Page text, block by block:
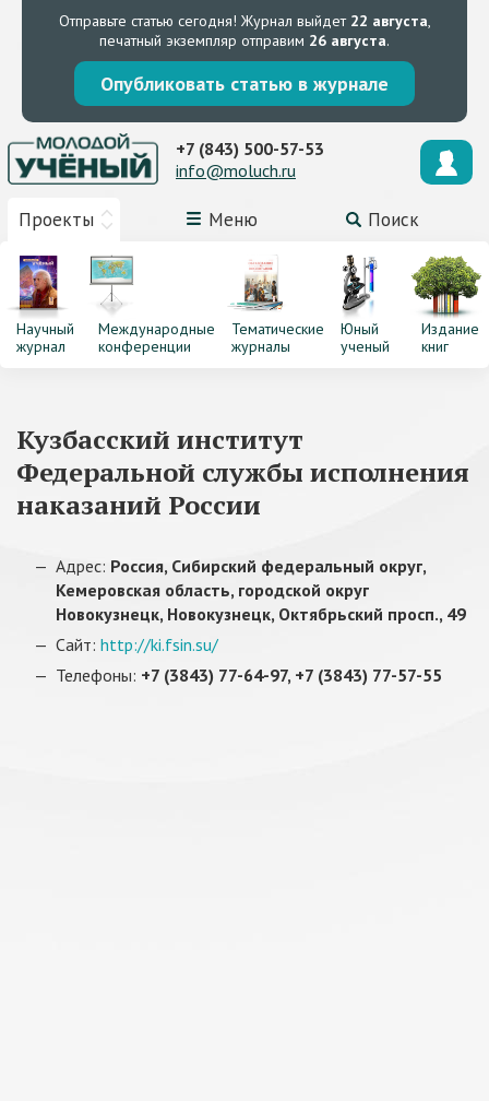
Отправьте статью сегодня! Журнал выйдет 22 августа,
печатный экземпляр отправим 26 августа.
Опубликовать статью в журнале
Проекты Меню Поиск
+7 (843) 500-57-53
info@moluch.ru
Научный
журнал
Международные
конференции
Тематические
журналы
Юный
ученый
Издание
книг
Кузбасский институт
Федеральной службы исполнения
наказаний России
Адрес: Россия, Сибирский федеральный округ,
Кемеровская область, городской округ
Новокузнецк, Новокузнецк, Октябрьский просп., 49
Сайт: http://ki.fsin.su/
Телефоны: +7 (3843) 77-64-97, +7 (3843) 77-57-55